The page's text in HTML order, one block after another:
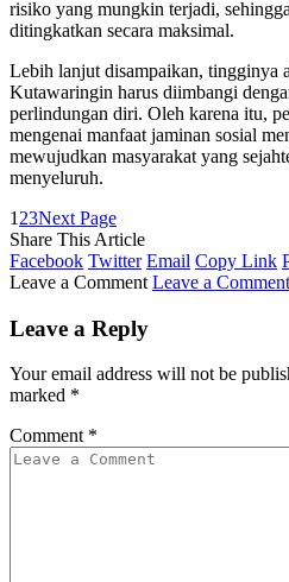
risiko yang mungkin terjadi,
ditingkatkan secara maksimal.
Lebih lanjut disampaikan, tingginya
Kutawaringin harus diimbangi
perlindungan diri. Oleh karena itu,
mengenai manfaat jaminan sosial
mewujudkan masyarakat yang
menyeluruh.
1 23Next Page
Share This Article
Facebook Twitter Email Copy Link
Leave a Comment Leave a Comment
Leave a Reply
Your email address will not be
marked *
Comment *